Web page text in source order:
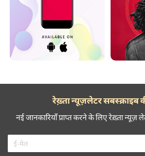
रेख़्ता न्यूज़लेटर सबस्क्राइब
नई जानकारियाँ प्राप्त करने के लिए रेख़्ता न्यूज़